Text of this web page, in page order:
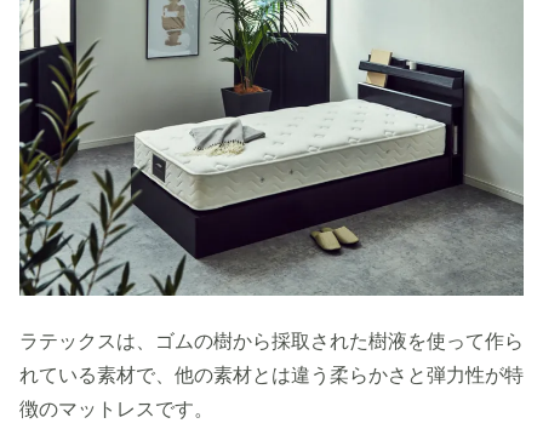
ラテックスは、ゴムの樹から採取された樹液を使って作ら
れている素材で、他の素材とは違う柔らかさと弾力性が特
徴のマットレスです。